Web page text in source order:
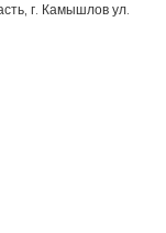
г. Камышлов ул.